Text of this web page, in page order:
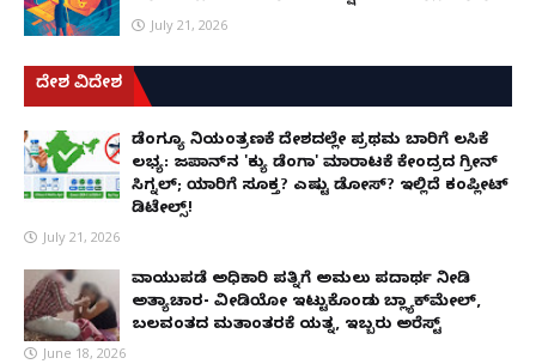
July 21, 2026
ದೇಶ ವಿದೇಶ
ಡೆಂಗ್ಯೂ ನಿಯಂತ್ರಣಕ್ಕೆ ದೇಶದಲ್ಲೇ ಪ್ರಥಮ ಬಾರಿಗೆ ಲಸಿಕೆ
ಲಭ್ಯ: ಜಪಾನ್‌ನ 'ಕ್ಯು ಡೆಂಗಾ' ಮಾರಾಟಕ್ಕೆ ಕೇಂದ್ರದ ಗ್ರೀನ್
ಸಿಗ್ನಲ್; ಯಾರಿಗೆ ಸೂಕ್ತ? ಎಷ್ಟು ಡೋಸ್? ಇಲ್ಲಿದೆ ಕಂಪ್ಲೀಟ್
ಡಿಟೇಲ್ಸ್!
July 21, 2026
ವಾಯುಪಡೆ ಅಧಿಕಾರಿ ಪತ್ನಿಗೆ ಅಮಲು ಪದಾರ್ಥ ನೀಡಿ
ಅತ್ಯಾಚಾರ- ವೀಡಿಯೋ ಇಟ್ಟುಕೊಂಡು ಬ್ಲ್ಯಾಕ್‌ಮೇಲ್,
ಬಲವಂತದ ಮತಾಂತರಕ್ಕೆ ಯತ್ನ, ಇಬ್ಬರು ಅರೆಸ್ಟ್
June 18, 2026